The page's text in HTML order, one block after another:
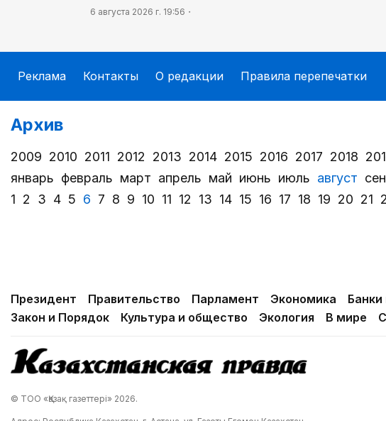
6 августа 2026 г. 19:56
Реклама Контакты О редакции Правила перепечатки
Архив
2009 2010 2011 2012 2013 2014 2015 2016 2017 2018
январь февраль март апрель май июнь июль август
1 2 3 4 5 6 7 8 9 10 11 12 13 14 15 16 17 18 19 20 21
Президент Правительство Парламент Экономика
Закон и Порядок
Культура и общество Экология В мире
© ТОО «Қазақ газеттері» 2026.